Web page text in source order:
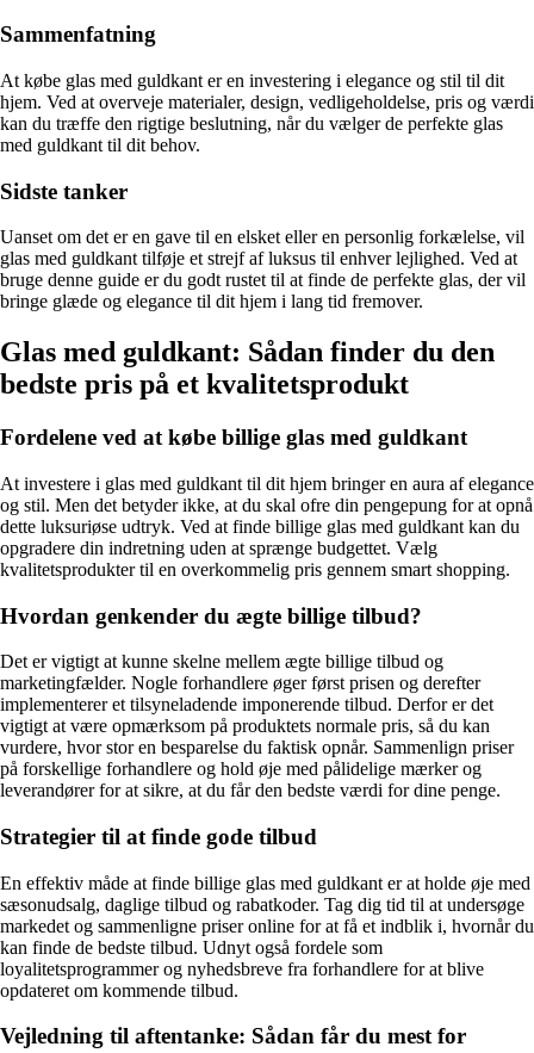
Sammenfatning
At købe glas med guldkant er en investering i elegance og stil til dit
hjem. Ved at overveje materialer, design, vedligeholdelse, pris og værdi
kan du træffe den rigtige beslutning, når du vælger de perfekte glas
med guldkant til dit behov.
Sidste tanker
Uanset om det er en gave til en elsket eller en personlig forkælelse, vil
glas med guldkant tilføje et strejf af luksus til enhver lejlighed. Ved at
bruge denne guide er du godt rustet til at finde de perfekte glas, der vil
bringe glæde og elegance til dit hjem i lang tid fremover.
Glas med guldkant: Sådan finder du den
bedste pris på et kvalitetsprodukt
Fordelene ved at købe billige glas med guldkant
At investere i glas med guldkant til dit hjem bringer en aura af elegance
og stil. Men det betyder ikke, at du skal ofre din pengepung for at opnå
dette luksuriøse udtryk. Ved at finde billige glas med guldkant kan du
opgradere din indretning uden at sprænge budgettet. Vælg
kvalitetsprodukter til en overkommelig pris gennem smart shopping.
Hvordan genkender du ægte billige tilbud?
Det er vigtigt at kunne skelne mellem ægte billige tilbud og
marketingfælder. Nogle forhandlere øger først prisen og derefter
implementerer et tilsyneladende imponerende tilbud. Derfor er det
vigtigt at være opmærksom på produktets normale pris, så du kan
vurdere, hvor stor en besparelse du faktisk opnår. Sammenlign priser
på forskellige forhandlere og hold øje med pålidelige mærker og
leverandører for at sikre, at du får den bedste værdi for dine penge.
Strategier til at finde gode tilbud
En effektiv måde at finde billige glas med guldkant er at holde øje med
sæsonudsalg, daglige tilbud og rabatkoder. Tag dig tid til at undersøge
markedet og sammenligne priser online for at få et indblik i, hvornår du
kan finde de bedste tilbud. Udnyt også fordele som
loyalitetsprogrammer og nyhedsbreve fra forhandlere for at blive
opdateret om kommende tilbud.
Vejledning til aftentanke: Sådan får du mest for